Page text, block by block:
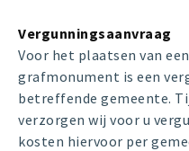
Vergunningsaanvraag
Voor het plaatsen van
grafmonument is een
betreffende gemeente.
verzorgen wij voor u
kosten hiervoor per